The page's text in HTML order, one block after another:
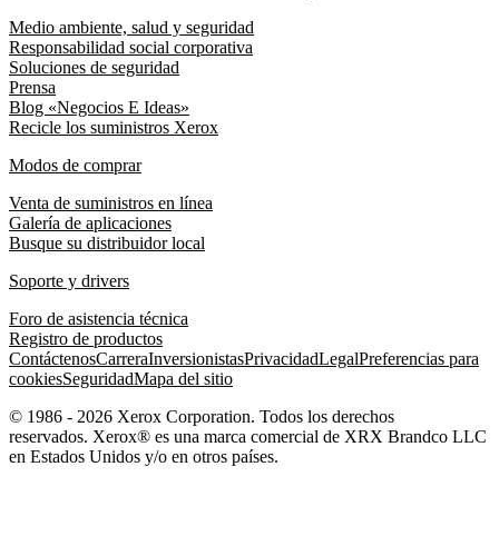
Medio ambiente, salud y seguridad
Responsabilidad social corporativa
Soluciones de seguridad
Prensa
Blog «Negocios E Ideas»
Recicle los suministros Xerox
Modos de comprar
Venta de suministros en línea
Galería de aplicaciones
Busque su distribuidor local
Soporte y drivers
Foro de asistencia técnica
Registro de productos
ContáctenosCarreraInversionistasPrivacidadLegalPreferencias para
cookiesSeguridadMapa del sitio
© 1986 - 2026 Xerox Corporation. Todos los derechos
reservados. Xerox® es una marca comercial de XRX Brandco LLC
en Estados Unidos y/o en otros países.